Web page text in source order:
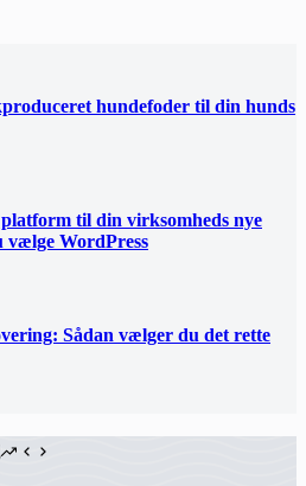
hundefoder til din hunds
til din virksomheds nye
vælge WordPress
Sådan vælger du det rette